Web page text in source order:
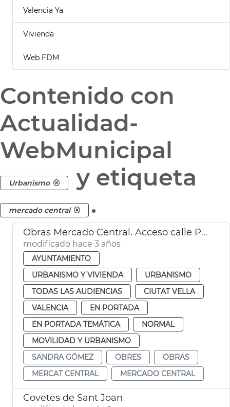
Valencia Ya
Vivienda
Web FDM
Contenido con
Actualidad-
WebMunicipal
Urbanismo y etiqueta
mercado central .
Obras Mercado Central. Acceso calle Palafox
modificado hace 3 años
AYUNTAMIENTO
URBANISMO Y VIVIENDA
URBANISMO
TODAS LAS AUDIENCIAS
CIUTAT VELLA
VALENCIA
EN PORTADA
EN PORTADA TEMÁTICA
NORMAL
MOVILIDAD Y URBANISMO
SANDRA GÓMEZ
OBRES
OBRAS
MERCAT CENTRAL
MERCADO CENTRAL
Covetes de Sant Joan